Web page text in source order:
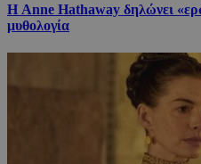
Η Anne Hathaway δηλώνει
μυθολογία